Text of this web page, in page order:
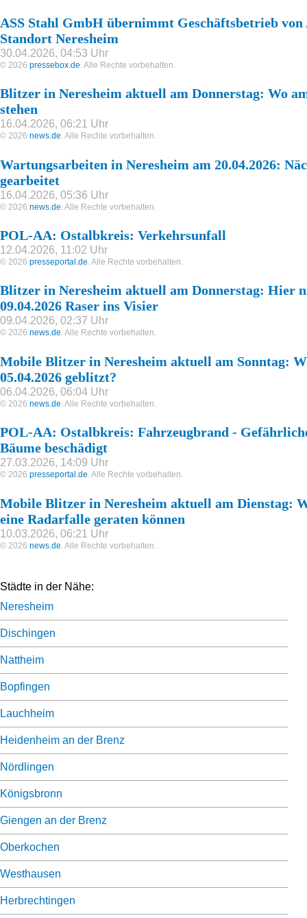
ASS Stahl GmbH übernimmt Geschäftsbetrieb von
Standort Neresheim
30.04.2026, 04:53 Uhr
© 2026 pressebox.de. Alle Rechte vorbehalten.
Blitzer in Neresheim aktuell am Donnerstag: Wo
stehen
16.04.2026, 06:21 Uhr
© 2026 news.de. Alle Rechte vorbehalten.
Wartungsarbeiten in Neresheim am 20.04.2026:
gearbeitet
16.04.2026, 05:36 Uhr
© 2026 news.de . Alle Rechte vorbehalten.
POL-AA: Ostalbkreis: Verkehrsunfall
12.04.2026, 11:02 Uhr
© 2026 presseportal.de. Alle Rechte vorbehalten.
Blitzer in Neresheim aktuell am Donnerstag: Hier
09.04.2026 Raser ins Visier
09.04.2026, 02:37 Uhr
© 2026 news.de. Alle Rechte vorbehalten.
Mobile Blitzer in Neresheim aktuell am Sonntag:
05.04.2026 geblitzt?
06.04.2026, 06:04 Uhr
© 2026 news.de. Alle Rechte vorbehalten.
POL-AA: Ostalbkreis: Fahrzeugbrand -
Bäume beschädigt
27.03.2026, 14:09 Uhr
© 2026 presseportal.de. Alle Rechte vorbehalten.
Mobile Blitzer in Neresheim aktuell am Dienstag:
eine Radarfalle geraten können
10.03.2026, 06:21 Uhr
© 2026 news.de . Alle Rechte vorbehalten.
Städte in der Nähe:
Neresheim
Dischingen
Nattheim
Bopfingen
Lauchheim
Heidenheim an der Brenz
Nördlingen
Königsbronn
Giengen an der Brenz
Oberkochen
Westhausen
Herbrechtingen